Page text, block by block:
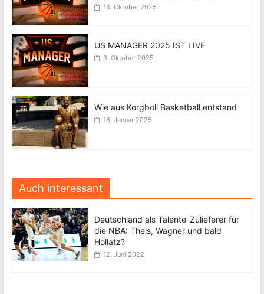
14. Oktober 2025
US MANAGER 2025 IST LIVE
3. Oktober 2025
Wie aus Korgboll Basketball entstand
16. Januar 2025
Auch interessant
Deutschland als Talente-Zulieferer für
die NBA: Theis, Wagner und bald
Hollatz?
12. Juni 2022